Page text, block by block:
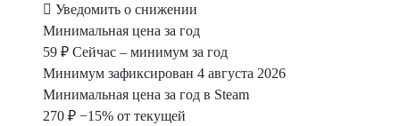
Уведомить о снижении
Минимальная цена за год
59 ₽ Сейчас – минимум за год
Минимум зафиксирован 4 августа 2026
Минимальная цена за год в Steam
270 ₽ −15% от текущей